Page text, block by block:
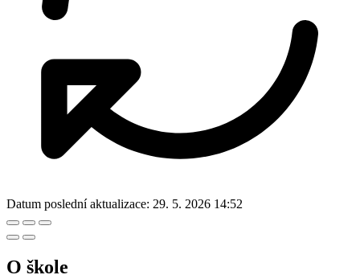
Datum poslední aktualizace: 29. 5. 2026 14:52
O škole